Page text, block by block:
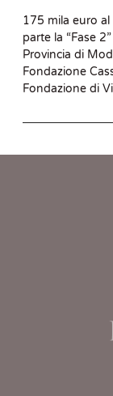
175 mila euro
parte la “Fase
Provincia di
Fondazione
Fondazione di